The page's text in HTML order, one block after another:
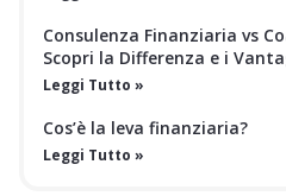
Consulenza Finanziaria vs
Scopri la Differenza e i
Leggi Tutto »
Cos’è la leva finanziaria?
Leggi Tutto »